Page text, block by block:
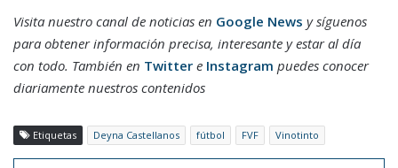
Visita nuestro canal de noticias en Google News y síguenos
para obtener información precisa, interesante y estar al día
con todo. También en Twitter e Instagram puedes conocer
diariamente nuestros contenidos
Etiquetas Deyna Castellanos fútbol FVF Vinotinto